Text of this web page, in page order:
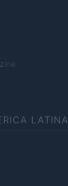
LATINA